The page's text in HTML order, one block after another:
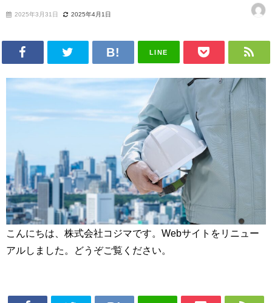
2025年3月31日 2025年4月1日
LINE
こんにちは、株式会社コジマです。Webサイトをリニュー
アルしました。どうぞご覧ください。